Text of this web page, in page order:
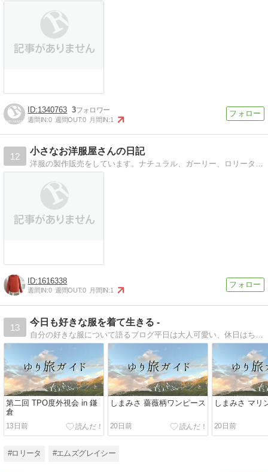
1340763 3
週間IN:0 週間OUT:0 月間IN:1
12
小さなお洋服屋さんの日記
1616338
週間IN:0 週間OUT:0 月間IN:1
13
今日も好きな服を着て生きる -
第二回 TPO度外視会 in 鎌
倉
13日前
しまみさ 薔薇柄ワンピース
20日前
しまみさ マリ
20日前
#ロリータ #エムズグレイシー